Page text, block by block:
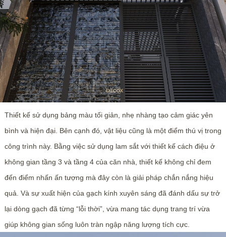
Thiết kế sử dụng bảng màu tối giản, nhẹ nhàng tạo cảm giác yên
bình và hiện đại. Bên cạnh đó, vật liệu cũng là một điểm thú vị trong
công trình này. Bằng việc sử dụng lam sắt với thiết kế cách điệu ở
không gian tầng 3 và tầng 4 của căn nhà, thiết kế không chỉ đem
đến điểm nhấn ấn tượng mà đây còn là giải pháp chắn nắng hiệu
quả. Và sự xuất hiện của gạch kính xuyên sáng đã đánh dấu sự trở
lại dòng gạch đã từng “lỗi thời”, vừa mang tác dụng trang trí vừa
giúp không gian sống luôn tràn ngập năng lượng tích cực.